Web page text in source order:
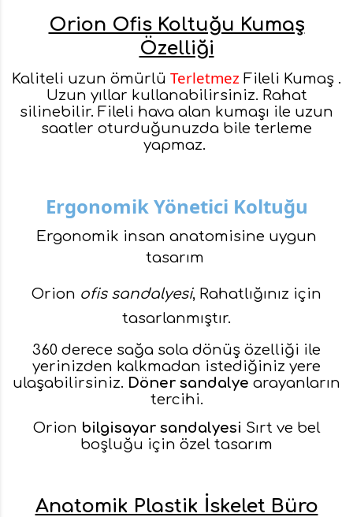
Orion Ofis Koltuğu Kumaş
Özelliği
Kaliteli uzun ömürlü Terletmez Fileli Kumaş .
Uzun yıllar kullanabilirsiniz. Rahat
silinebilir. Fileli hava alan kumaşı ile uzun
saatler oturduğunuzda bile terleme
yapmaz.
Ergonomik Yönetici Koltuğu
Ergonomik insan anatomisine uygun
tasarım
Orion ofis sandalyesi, Rahatlığınız için
tasarlanmıştır.
360 derece sağa sola dönüş özelliği ile
yerinizden kalkmadan istediğiniz yere
ulaşabilirsiniz. Döner sandalye arayanların
tercihi.
Orion bilgisayar sandalyesi Sırt ve bel
boşluğu için özel tasarım
Anatomik Plastik İskelet Büro